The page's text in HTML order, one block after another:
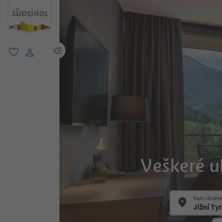
odkaz na menu
Veškeré
Kam